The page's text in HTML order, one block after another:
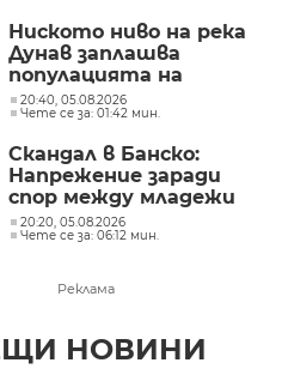
Доброволец
храм в с. Ичера
Ниското ниво на река
Дунав заплашва
популацията на
речната риба
20:40, 05.08.2026
Чете се за: 01:42 мин.
Скандал в Банско:
Напрежение заради
спор между младежи
от България и Италия
(СНИМКИ)
20:20, 05.08.2026
Чете се за: 06:12 мин.
Реклама
НОВИНИ